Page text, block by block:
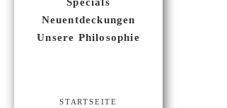
Neuentdeckungen
Unsere Philosophie
STARTSEITE